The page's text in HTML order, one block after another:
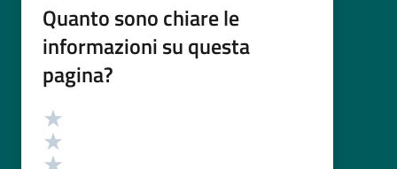
Quanto sono chiare le
informazioni su questa
pagina?
Valutazione